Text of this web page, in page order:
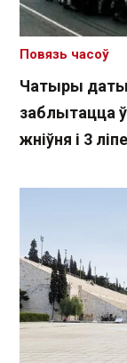
Чатыры даты
заблытацца ў
жніўня і 3
Повязь часоў